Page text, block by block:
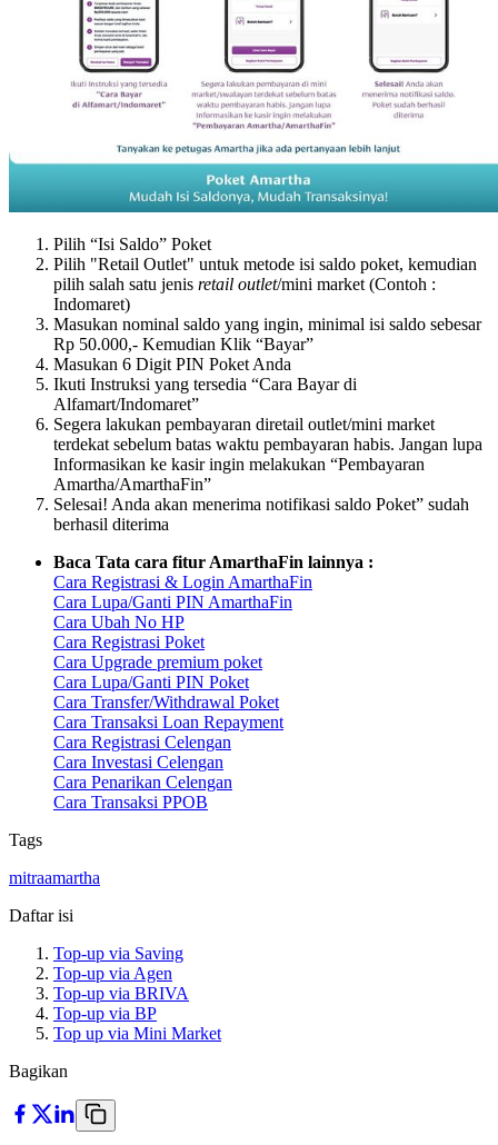
Pilih “Isi Saldo” Poket
Pilih "Retail Outlet" untuk metode isi saldo poket, kemudian
pilih salah satu jenis retail outlet/mini market (Contoh :
Indomaret)
Masukan nominal saldo yang ingin, minimal isi saldo sebesar
Rp 50.000,- Kemudian Klik “Bayar”
Masukan 6 Digit PIN Poket Anda
Ikuti Instruksi yang tersedia “Cara Bayar di
Alfamart/Indomaret”
Segera lakukan pembayaran diretail outlet/mini market
terdekat sebelum batas waktu pembayaran habis. Jangan lupa
Informasikan ke kasir ingin melakukan “Pembayaran
Amartha/AmarthaFin”
Selesai! Anda akan menerima notifikasi saldo Poket” sudah
berhasil diterima
Baca Tata cara fitur AmarthaFin lainnya :
Cara Registrasi & Login AmarthaFin
Cara Lupa/Ganti PIN AmarthaFin
Cara Ubah No HP
Cara Registrasi Poket
Cara Upgrade premium poket
Cara Lupa/Ganti PIN Poket
Cara Transfer/Withdrawal Poket
Cara Transaksi Loan Repayment
Cara Registrasi Celengan
Cara Investasi Celengan
Cara Penarikan Celengan
Cara Transaksi PPOB
Tags
mitraamartha
Daftar isi
Top-up via Saving
Top-up via Agen
Top-up via BRIVA
Top-up via BP
Top up via Mini Market
Bagikan